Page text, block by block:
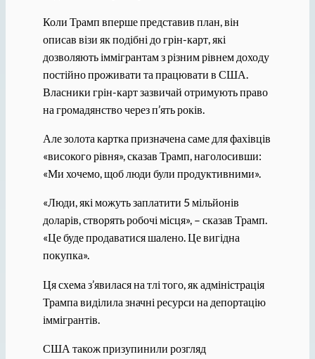
Коли Трамп вперше представив план, він
описав візи як подібні до грін-карт, які
дозволяють іммігрантам з різним рівнем доходу
постійно проживати та працювати в США.
Власники грін-карт зазвичай отримують право
на громадянство через п’ять років.
Але золота картка призначена саме для фахівців
«високого рівня», сказав Трамп, наголосивши:
«Ми хочемо, щоб люди були продуктивними».
«Люди, які можуть заплатити 5 мільйонів
доларів, створять робочі місця», – сказав Трамп.
«Це буде продаватися шалено. Це вигідна
покупка».
Ця схема з’явилася на тлі того, як адміністрація
Трампа виділила значні ресурси на депортацію
іммігрантів.
США також призупинили розгляд